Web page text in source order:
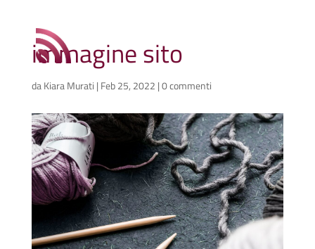
immagine sito
daKiara Murati | Feb 25, 2022 |0 commenti